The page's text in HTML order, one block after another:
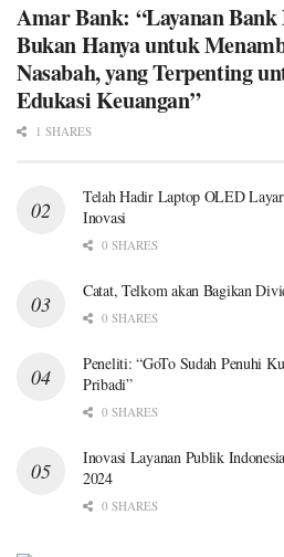
Amar Bank: “Layanan
Bukan Hanya untuk
Nasabah, yang Terpenting
Edukasi Keuangan”
1 SHARES
Telah Hadir Laptop OLED
Inovasi
0 SHARES
Catat, Telkom akan Bagikan
0 SHARES
Peneliti: “GoTo Sudah Penuhi
Pribadi”
0 SHARES
Inovasi Layanan Publik
2024
0 SHARES